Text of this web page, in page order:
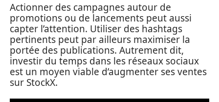
Actionner des campagnes autour de
promotions ou de lancements peut aussi
capter l’attention. Utiliser des hashtags
pertinents peut par ailleurs maximiser la
portée des publications. Autrement dit,
investir du temps dans les réseaux sociaux
est un moyen viable d’augmenter ses ventes
sur StockX.